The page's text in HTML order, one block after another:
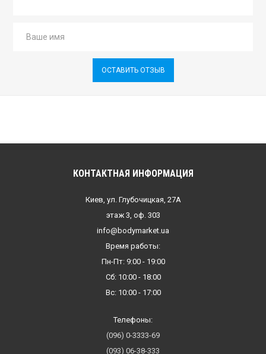
ОСТАВИТЬ ОТЗЫВ
КОНТАКТНАЯ ИНФОРМАЦИЯ
Киев, ул. Глубочицкая, 27А
этаж 3, оф. 303
info@bodymarket.ua
Время работы:
Пн-Пт: 9:00 - 19:00
Сб: 10:00 - 18:00
Вс: 10:00 - 17:00
Телефоны:
(096) 0-3333-69
(093) 06-38-333